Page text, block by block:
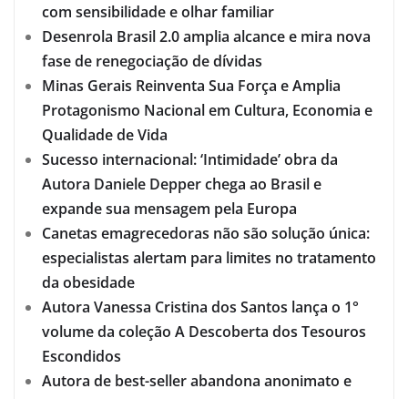
com sensibilidade e olhar familiar
Desenrola Brasil 2.0 amplia alcance e mira nova
fase de renegociação de dívidas
Minas Gerais Reinventa Sua Força e Amplia
Protagonismo Nacional em Cultura, Economia e
Qualidade de Vida
Sucesso internacional: ‘Intimidade’ obra da
Autora Daniele Depper chega ao Brasil e
expande sua mensagem pela Europa
Canetas emagrecedoras não são solução única:
especialistas alertam para limites no tratamento
da obesidade
Autora Vanessa Cristina dos Santos lança o 1°
volume da coleção A Descoberta dos Tesouros
Escondidos
Autora de best-seller abandona anonimato e